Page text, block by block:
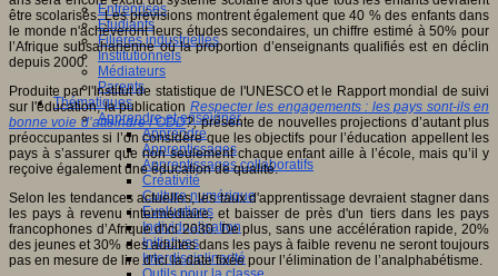
Entreprises
Etudiants
Filières industrielles
Institutionnels
Médiateurs
Parents
Thématiques
Apprendre et enseigner
Apprendre
Apprentissages
Apprentissages collaboratifs
Créativité
Culture numérique
Evaluations
Individualisation
Initiatives
Interdisciplinarité
être scolarisés. Les prévisions montrent également que 40 % des enfants dans
le monde n'achèveront leurs études secondaires, un chiffre estimé à 50% pour
l’Afrique subsaharienne où la proportion d’enseignants qualifiés est en déclin
depuis 2000.
Produite par l'Institut de statistique de l'UNESCO et le Rapport mondial de suivi
sur l'éducation, la publication Respecter les engagements : les pays sont-ils en
bonne voie d’atteindre l’ODD?,présente de nouvelles projections d’autant plus
préoccupantes si l’on considère que les objectifs pour l’éducation appellent les
pays à s’assurer que non seulement chaque enfant aille à l’école, mais qu’il y
reçoive également une éducation de qualité.
Selon les tendances actuelles, les taux d'apprentissage devraient stagner dans
les pays à revenu intermédiaire, et baisser de près d'un tiers dans les pays
francophones d’Afrique d'ici 2030. De plus, sans une accélération rapide, 20%
des jeunes et 30% des adultes dans les pays à faible revenu ne seront toujours
pas en mesure de lire d’ici la date fixée pour l’élimination de l’analphabétisme.